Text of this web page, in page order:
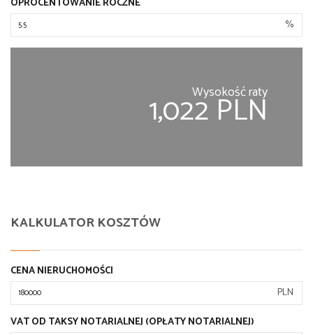
OPROCENTOWANIE ROCZNE
%
Wysokość raty
1,022 PLN
KALKULATOR KOSZTÓW
CENA NIERUCHOMOŚCI
PLN
VAT OD TAKSY NOTARIALNEJ (OPŁATY NOTARIALNEJ)